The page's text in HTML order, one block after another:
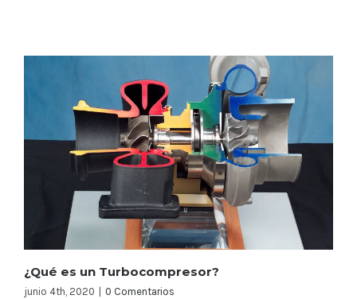
¿Qué es un Turbocompresor?
junio 4th, 2020 0 Comentarios